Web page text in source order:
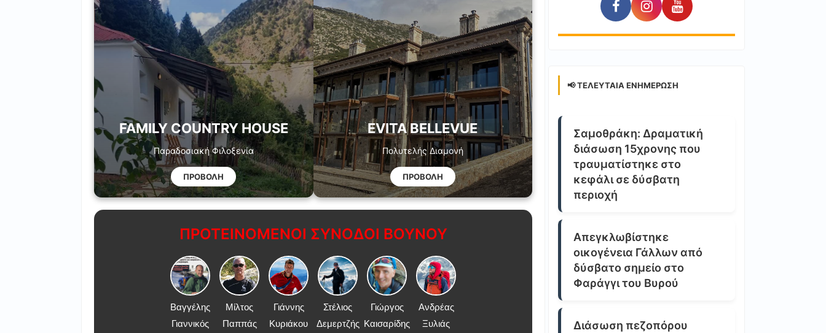
FAMILY COUNTRY HOUSE
Παραδοσιακή Φιλοξενία
ΠΡΟΒΟΛΗ
EVITA BELLEVUE
Πολυτελής Διαμονή
ΠΡΟΒΟΛΗ
ΠΡΟΤΕΙΝΟΜΕΝΟΙ ΣΥΝΟΔΟΙ ΒΟΥΝΟΥ
Βαγγέλης
Γιαννικός
Μίλτος
Παππάς
Γιάννης
Κυριάκου
Στέλιος
Δεμερτζής
Γιώργος
Καισαρίδης
Ανδρέας
Ξυλιάς
📢 ΤΕΛΕΥΤΑΊΑ ΕΝΗΜΈΡΩΣΗ
Σαμοθράκη: Δραματική
διάσωση 15χρονης που
τραυματίστηκε στο
κεφάλι σε δύσβατη
περιοχή
Απεγκλωβίστηκε
οικογένεια Γάλλων από
δύσβατο σημείο στο
Φαράγγι του Βυρού
Διάσωση πεζοπόρου